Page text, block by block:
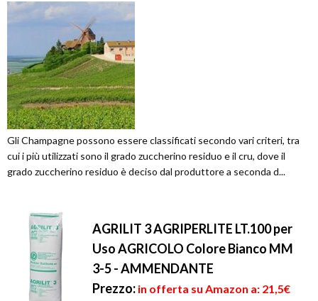
Gli Champagne possono essere classificati secondo vari criteri, tra
cui i più utilizzati sono il grado zuccherino residuo e il cru, dove il
grado zuccherino residuo è deciso dal produttore a seconda d...
AGRILIT 3 AGRIPERLITE LT.100 per
Uso AGRICOLO Colore Bianco MM
3-5 - AMMENDANTE
Prezzo: in offerta su Amazon a: 21,5€